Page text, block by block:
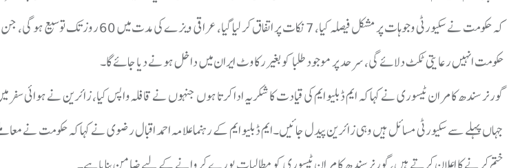
کہ حکومت نے سکیورٹی وجوہات پر مشکل فیصلہ کیا، 7 نکات پر
حکومت انہیں رعایتی ٹکٹ دلائے گی، سرحد پر موجود طلبا کو بغیر رکاوٹ ایران میں داخل ہونے دیا جائے گا۔
گورنر سندھ کامران ٹیسوری نے کہا کہ ایم ڈبلیو ایم کی قیادت کا شکریہ ادا کرتا ہوں جنہوں نے قافلہ واپس کیا، زائرین نے ہوائی سفر
جہاں پہلے سے سکیورٹی مسائل ہیں وہی زائرین پیدل جائیں۔ایم ڈبلیو ایم کے رہنما علامہ احمد اقبال رضوی نے کہا کہ حکومت نے